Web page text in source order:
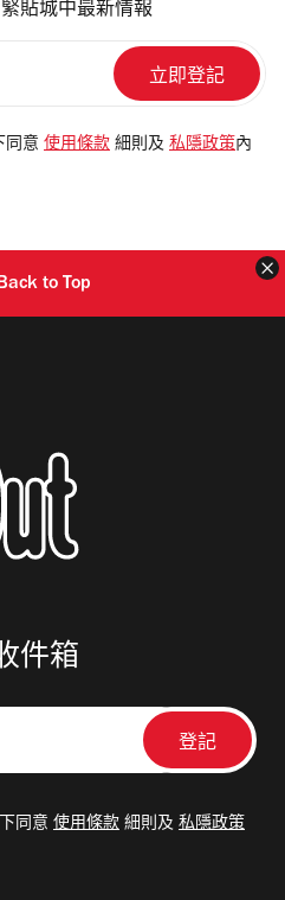
貼城中最新情報
同意 使用條款 細則及 私隱政策 內
to Top
件箱
同意 使用條款 細則及 私隱政策